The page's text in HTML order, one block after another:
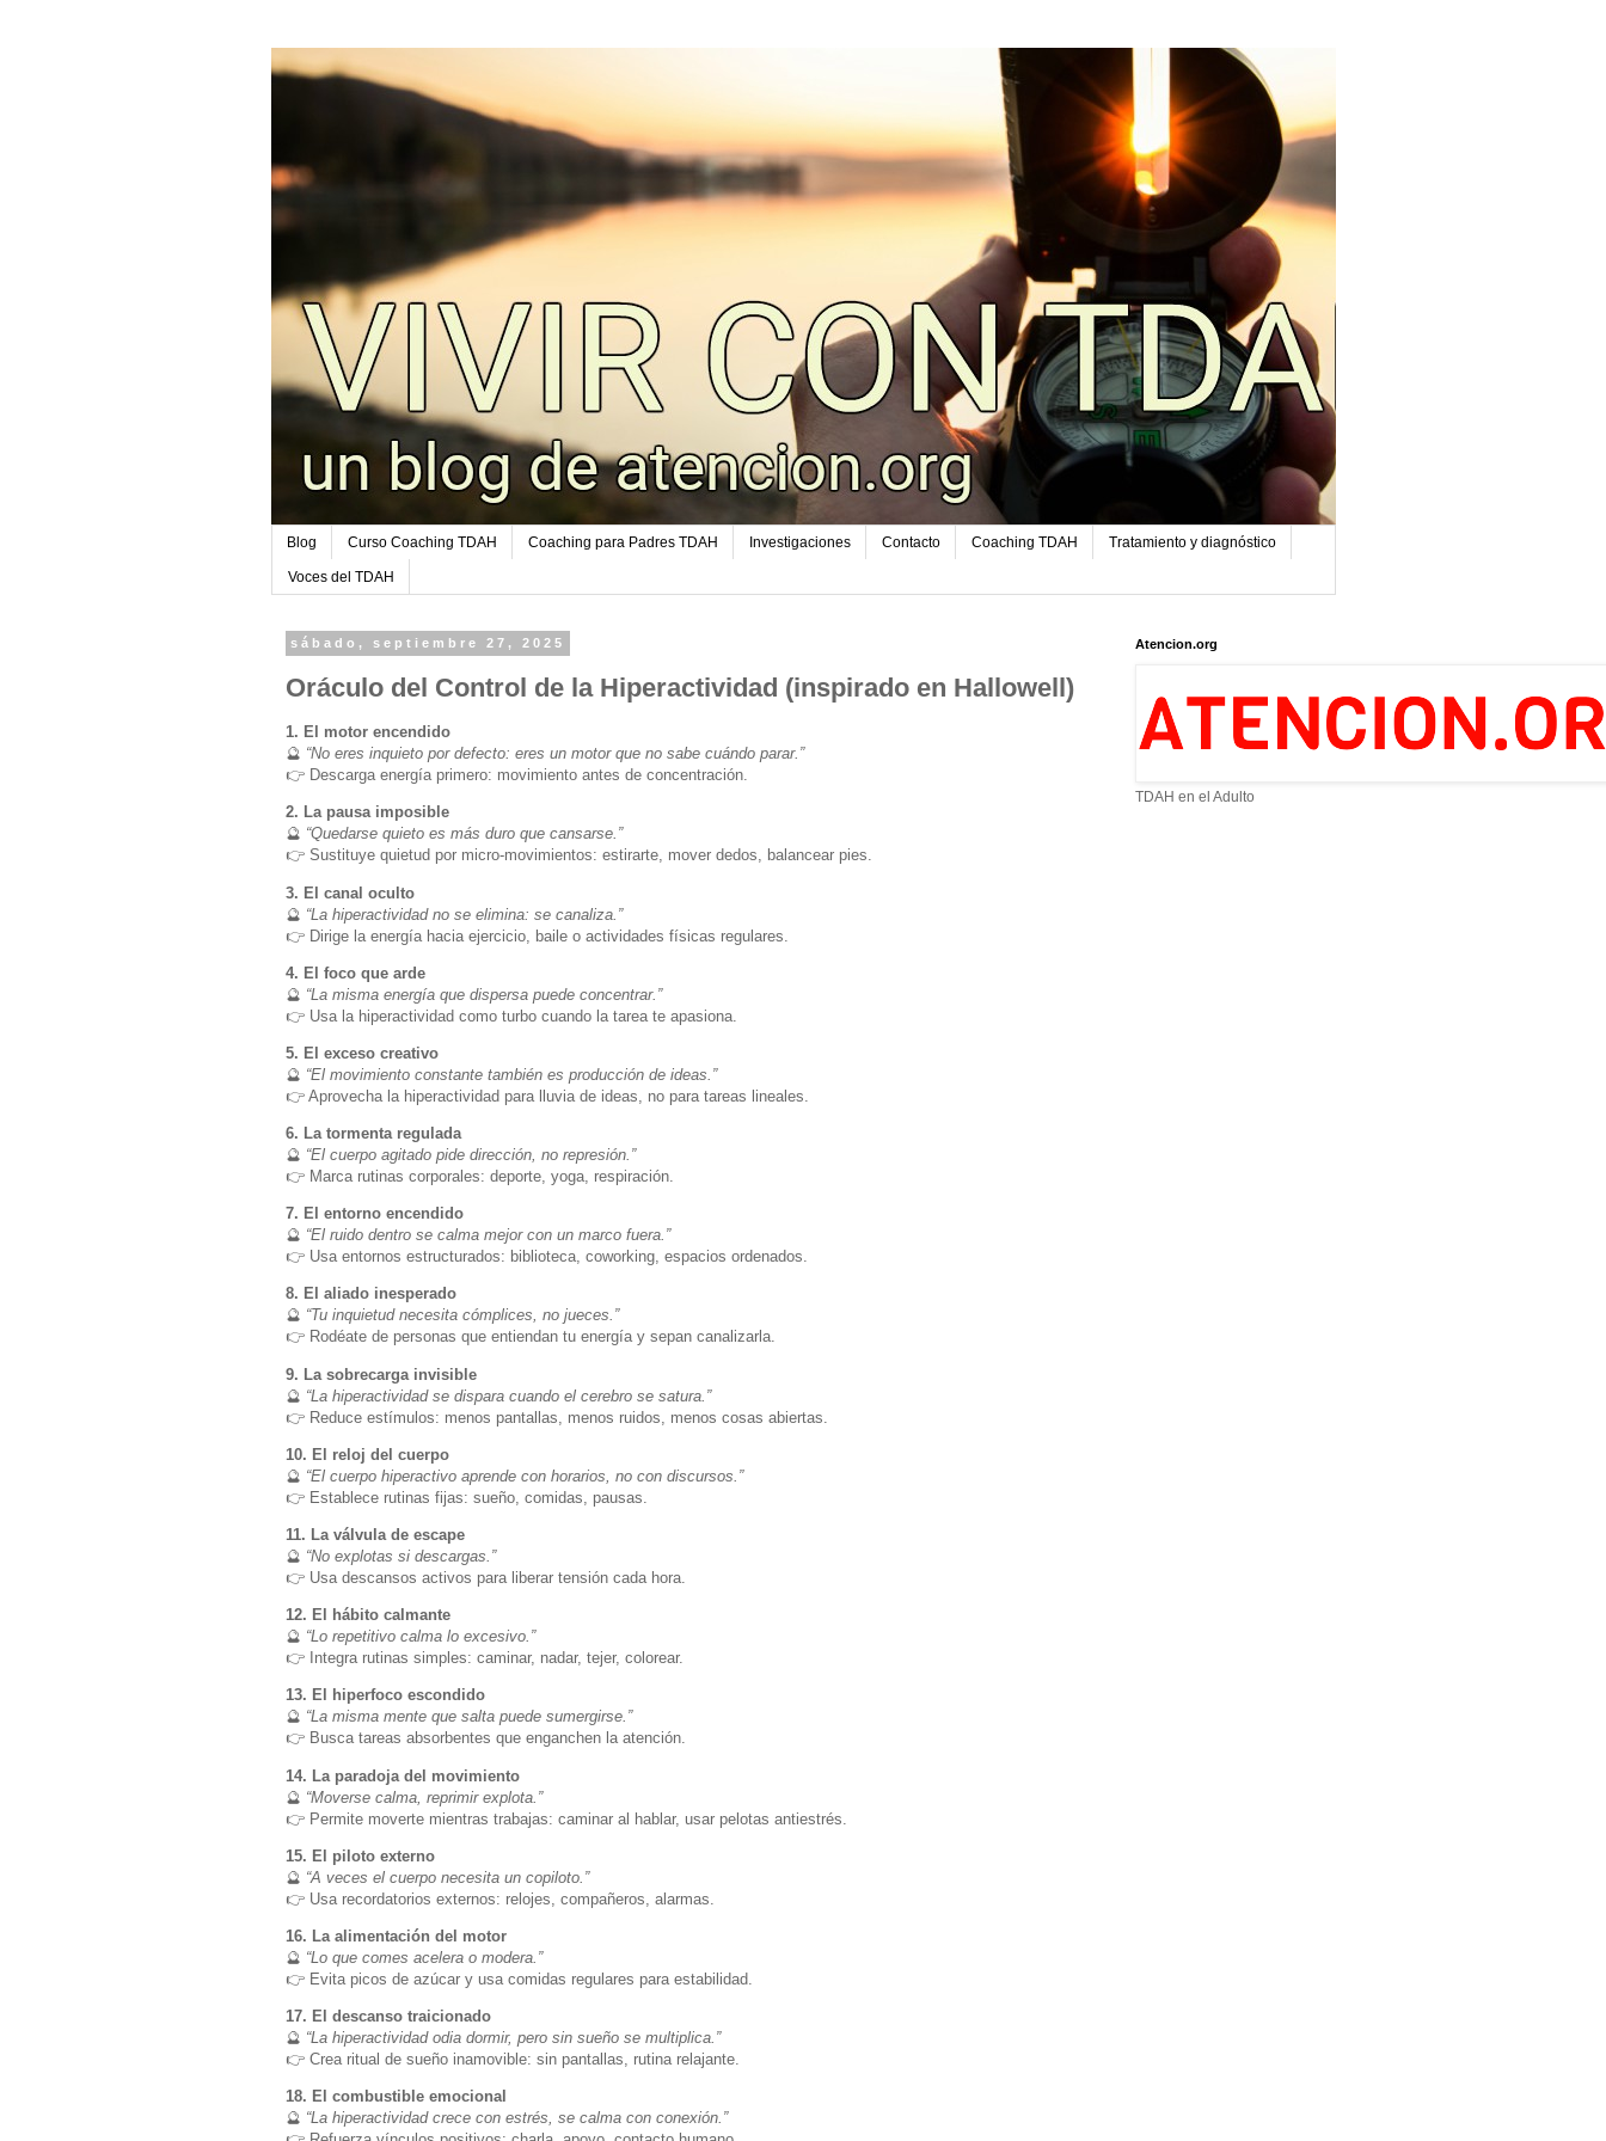
Blog Curso Coaching TDAH Coaching para Padres TDAH Investigaciones Contacto Coaching TDAH Tratamiento y diagnóstico
Voces del TDAH
sábado, septiembre 27, 2025
Oráculo del Control de la Hiperactividad (inspirado en Hallowell)
1. El motor encendido
🔮 “No eres inquieto por defecto: eres un motor que no sabe cuándo parar.”
👉 Descarga energía primero: movimiento antes de concentración.
2. La pausa imposible
🔮 “Quedarse quieto es más duro que cansarse.”
👉 Sustituye quietud por micro-movimientos: estirarte, mover dedos, balancear pies.
3. El canal oculto
🔮 “La hiperactividad no se elimina: se canaliza.”
👉 Dirige la energía hacia ejercicio, baile o actividades físicas regulares.
4. El foco que arde
🔮 “La misma energía que dispersa puede concentrar.”
👉 Usa la hiperactividad como turbo cuando la tarea te apasiona.
5. El exceso creativo
🔮 “El movimiento constante también es producción de ideas.”
👉 Aprovecha la hiperactividad para lluvia de ideas, no para tareas lineales.
6. La tormenta regulada
🔮 “El cuerpo agitado pide dirección, no represión.”
👉 Marca rutinas corporales: deporte, yoga, respiración.
7. El entorno encendido
🔮 “El ruido dentro se calma mejor con un marco fuera.”
👉 Usa entornos estructurados: biblioteca, coworking, espacios ordenados.
8. El aliado inesperado
🔮 “Tu inquietud necesita cómplices, no jueces.”
👉 Rodéate de personas que entiendan tu energía y sepan canalizarla.
9. La sobrecarga invisible
🔮 “La hiperactividad se dispara cuando el cerebro se satura.”
👉 Reduce estímulos: menos pantallas, menos ruidos, menos cosas abiertas.
10. El reloj del cuerpo
🔮 “El cuerpo hiperactivo aprende con horarios, no con discursos.”
👉 Establece rutinas fijas: sueño, comidas, pausas.
11. La válvula de escape
🔮 “No explotas si descargas.”
👉 Usa descansos activos para liberar tensión cada hora.
12. El hábito calmante
🔮 “Lo repetitivo calma lo excesivo.”
👉 Integra rutinas simples: caminar, nadar, tejer, colorear.
13. El hiperfoco escondido
🔮 “La misma mente que salta puede sumergirse.”
👉 Busca tareas absorbentes que enganchen la atención.
14. La paradoja del movimiento
🔮 “Moverse calma, reprimir explota.”
👉 Permite moverte mientras trabajas: caminar al hablar, usar pelotas antiestrés.
15. El piloto externo
🔮 “A veces el cuerpo necesita un copiloto.”
👉 Usa recordatorios externos: relojes, compañeros, alarmas.
16. La alimentación del motor
🔮 “Lo que comes acelera o modera.”
👉 Evita picos de azúcar y usa comidas regulares para estabilidad.
17. El descanso traicionado
🔮 “La hiperactividad odia dormir, pero sin sueño se multiplica.”
👉 Crea ritual de sueño inamovible: sin pantallas, rutina relajante.
18. El combustible emocional
🔮 “La hiperactividad crece con estrés, se calma con conexión.”
Atencion.org
TDAH en el Adulto